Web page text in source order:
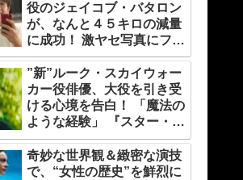
役のジェイコブ・バタロン
が、なんと４５キロの減量
に成功！ 激ヤセ写真にファ
ンたちもビックリ[写真あ
り]
”新”ルーク・スカイウォー
カー役俳優、大役を引き受
ける心境を告白！ 「魔法の
ような経験」 『スター・ウ
ォーズ』の一員になれたこ
とによろこび爆発
奇妙な世界観＆緻密な演技
で、“女性の歴史”を鮮烈に